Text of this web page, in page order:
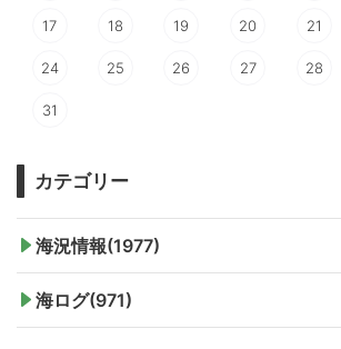
17 18 19 20 21
24 25 26 27 28
31
カテゴリー
海況情報(1977)
海ログ(971)